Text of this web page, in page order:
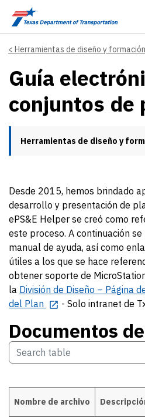
Skip to main content
Herramientas de diseño y formación
Guía
conjuntos de
Herramientas de diseño y
Desde 2015, hemos brindado
desarrollo y presentación de
ePS&E Helper se creó como
este proceso. A continuación
manual de ayuda, así como
útiles a los que se hace
obtener soporte de
la División de Diseño – Página
del Plan
- Solo intranet de
Documentos
Nombre de archivo